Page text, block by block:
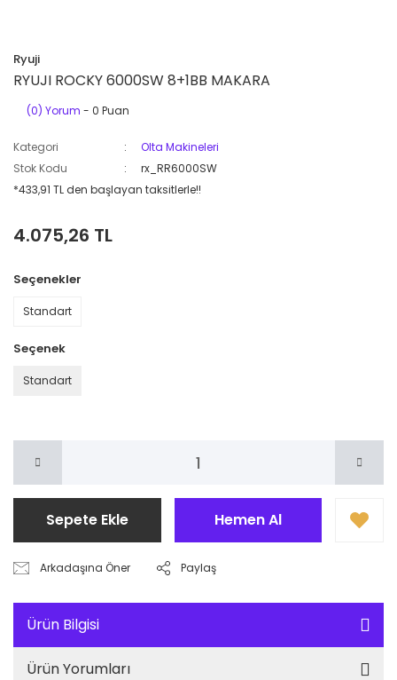
Ryuji
RYUJI ROCKY 6000SW 8+1BB MAKARA
(0) Yorum - 0 Puan
Kategori
Olta Makineleri
Stok Kodu
rx_RR6000SW
*433,91 TL den başlayan taksitlerle!!
4.075,26 TL
Seçenekler
Standart
Seçenek
Standart
Sepete Ekle Hemen Al
Arkadaşına Öner Paylaş
Ürün Bilgisi
Ürün Yorumları